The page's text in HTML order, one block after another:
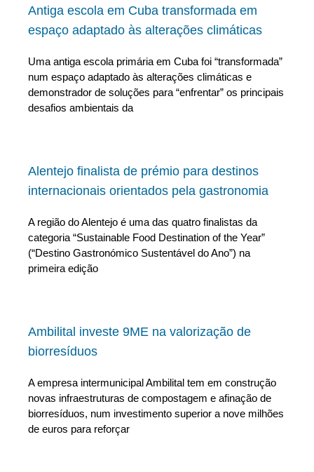
Antiga escola em Cuba transformada em
espaço adaptado às alterações climáticas
Uma antiga escola primária em Cuba foi “transformada”
num espaço adaptado às alterações climáticas e
demonstrador de soluções para “enfrentar” os principais
desafios ambientais da
Alentejo finalista de prémio para destinos
internacionais orientados pela gastronomia
A região do Alentejo é uma das quatro finalistas da
categoria “Sustainable Food Destination of the Year”
(“Destino Gastronómico Sustentável do Ano”) na
primeira edição
Ambilital investe 9ME na valorização de
biorresíduos
A empresa intermunicipal Ambilital tem em construção
novas infraestruturas de compostagem e afinação de
biorresíduos, num investimento superior a nove milhões
de euros para reforçar